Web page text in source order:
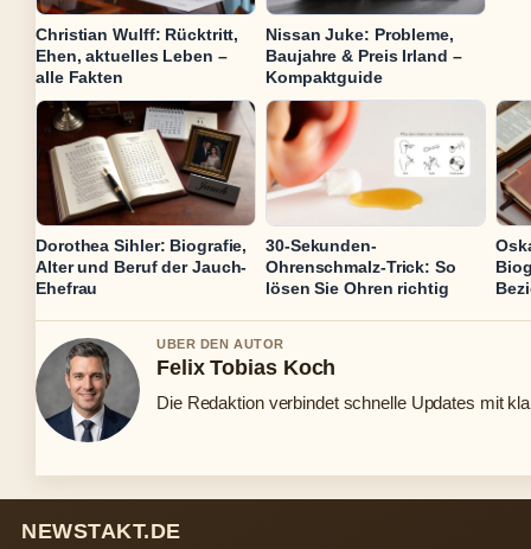
Christian Wulff: Rücktritt,
Ehen, aktuelles Leben –
alle Fakten
Nissan Juke: Probleme,
Baujahre & Preis Irland –
Kompaktguide
Dorothea Sihler: Biografie,
Alter und Beruf der Jauch-
Ehefrau
30-Sekunden-
Ohrenschmalz-Trick: So
lösen Sie Ohren richtig
UBER DEN AUTOR
Felix Tobias Koch
Die Redaktion verbindet schnelle Updates mit
NEWSTAKT.DE